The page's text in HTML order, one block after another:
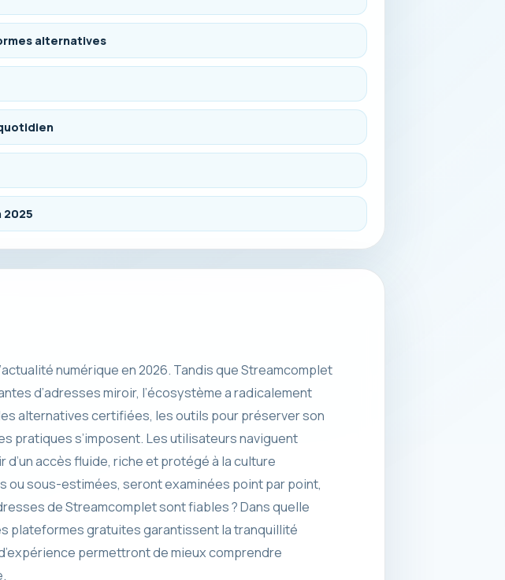
alternatives
numérique en 2026. Tandis que Streamcomplet
d’adresses miroir, l’écosystème a radicalement
alternatives certifiées, les outils pour préserver son
pratiques s’imposent. Les utilisateurs naviguent
accès fluide, riche et protégé à la culture
sous-estimées, seront examinées point par point,
de Streamcomplet sont fiables ? Dans quelle
plateformes gratuites garantissent la tranquillité
permettront de mieux comprendre